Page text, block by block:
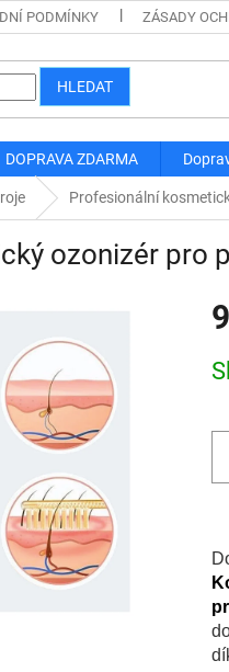
PODMÍNKY ZÁSADY
HLEDAT
DOPRAVA ZDARMA
Profesionální
ozonizér pro